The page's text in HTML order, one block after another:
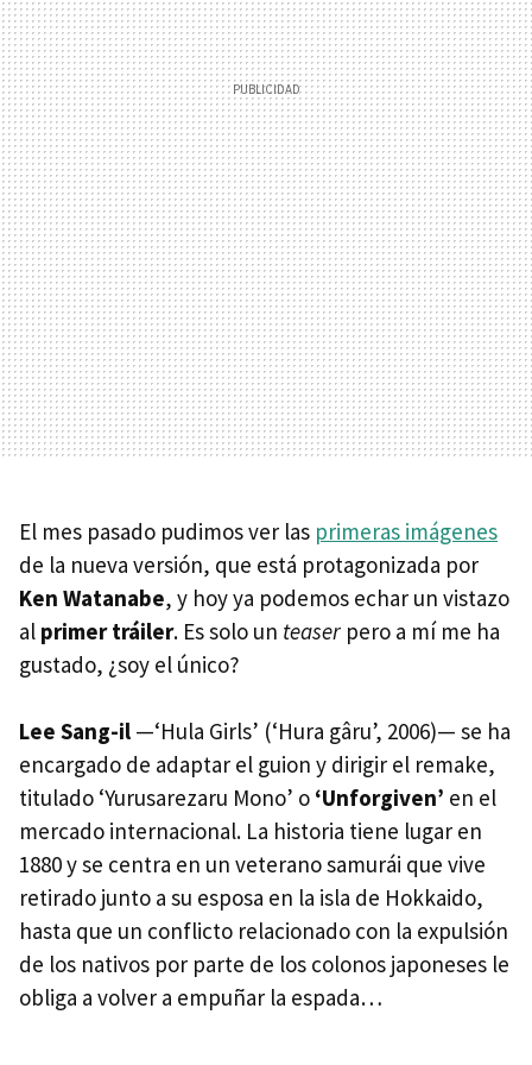
El mes pasado pudimos ver las primeras imágenes
de la nueva versión, que está protagonizada por
Ken Watanabe, y hoy ya podemos echar un vistazo
al primer tráiler. Es solo un teaser pero a mí me ha
gustado, ¿soy el único?
Lee Sang-il —‘Hula Girls’ (‘Hura gâru’, 2006)— se ha
encargado de adaptar el guion y dirigir el remake,
titulado ‘Yurusarezaru Mono’ o ‘Unforgiven’ en el
mercado internacional. La historia tiene lugar en
1880 y se centra en un veterano samurái que vive
retirado junto a su esposa en la isla de Hokkaido,
hasta que un conflicto relacionado con la expulsión
de los nativos por parte de los colonos japoneses le
obliga a volver a empuñar la espada…